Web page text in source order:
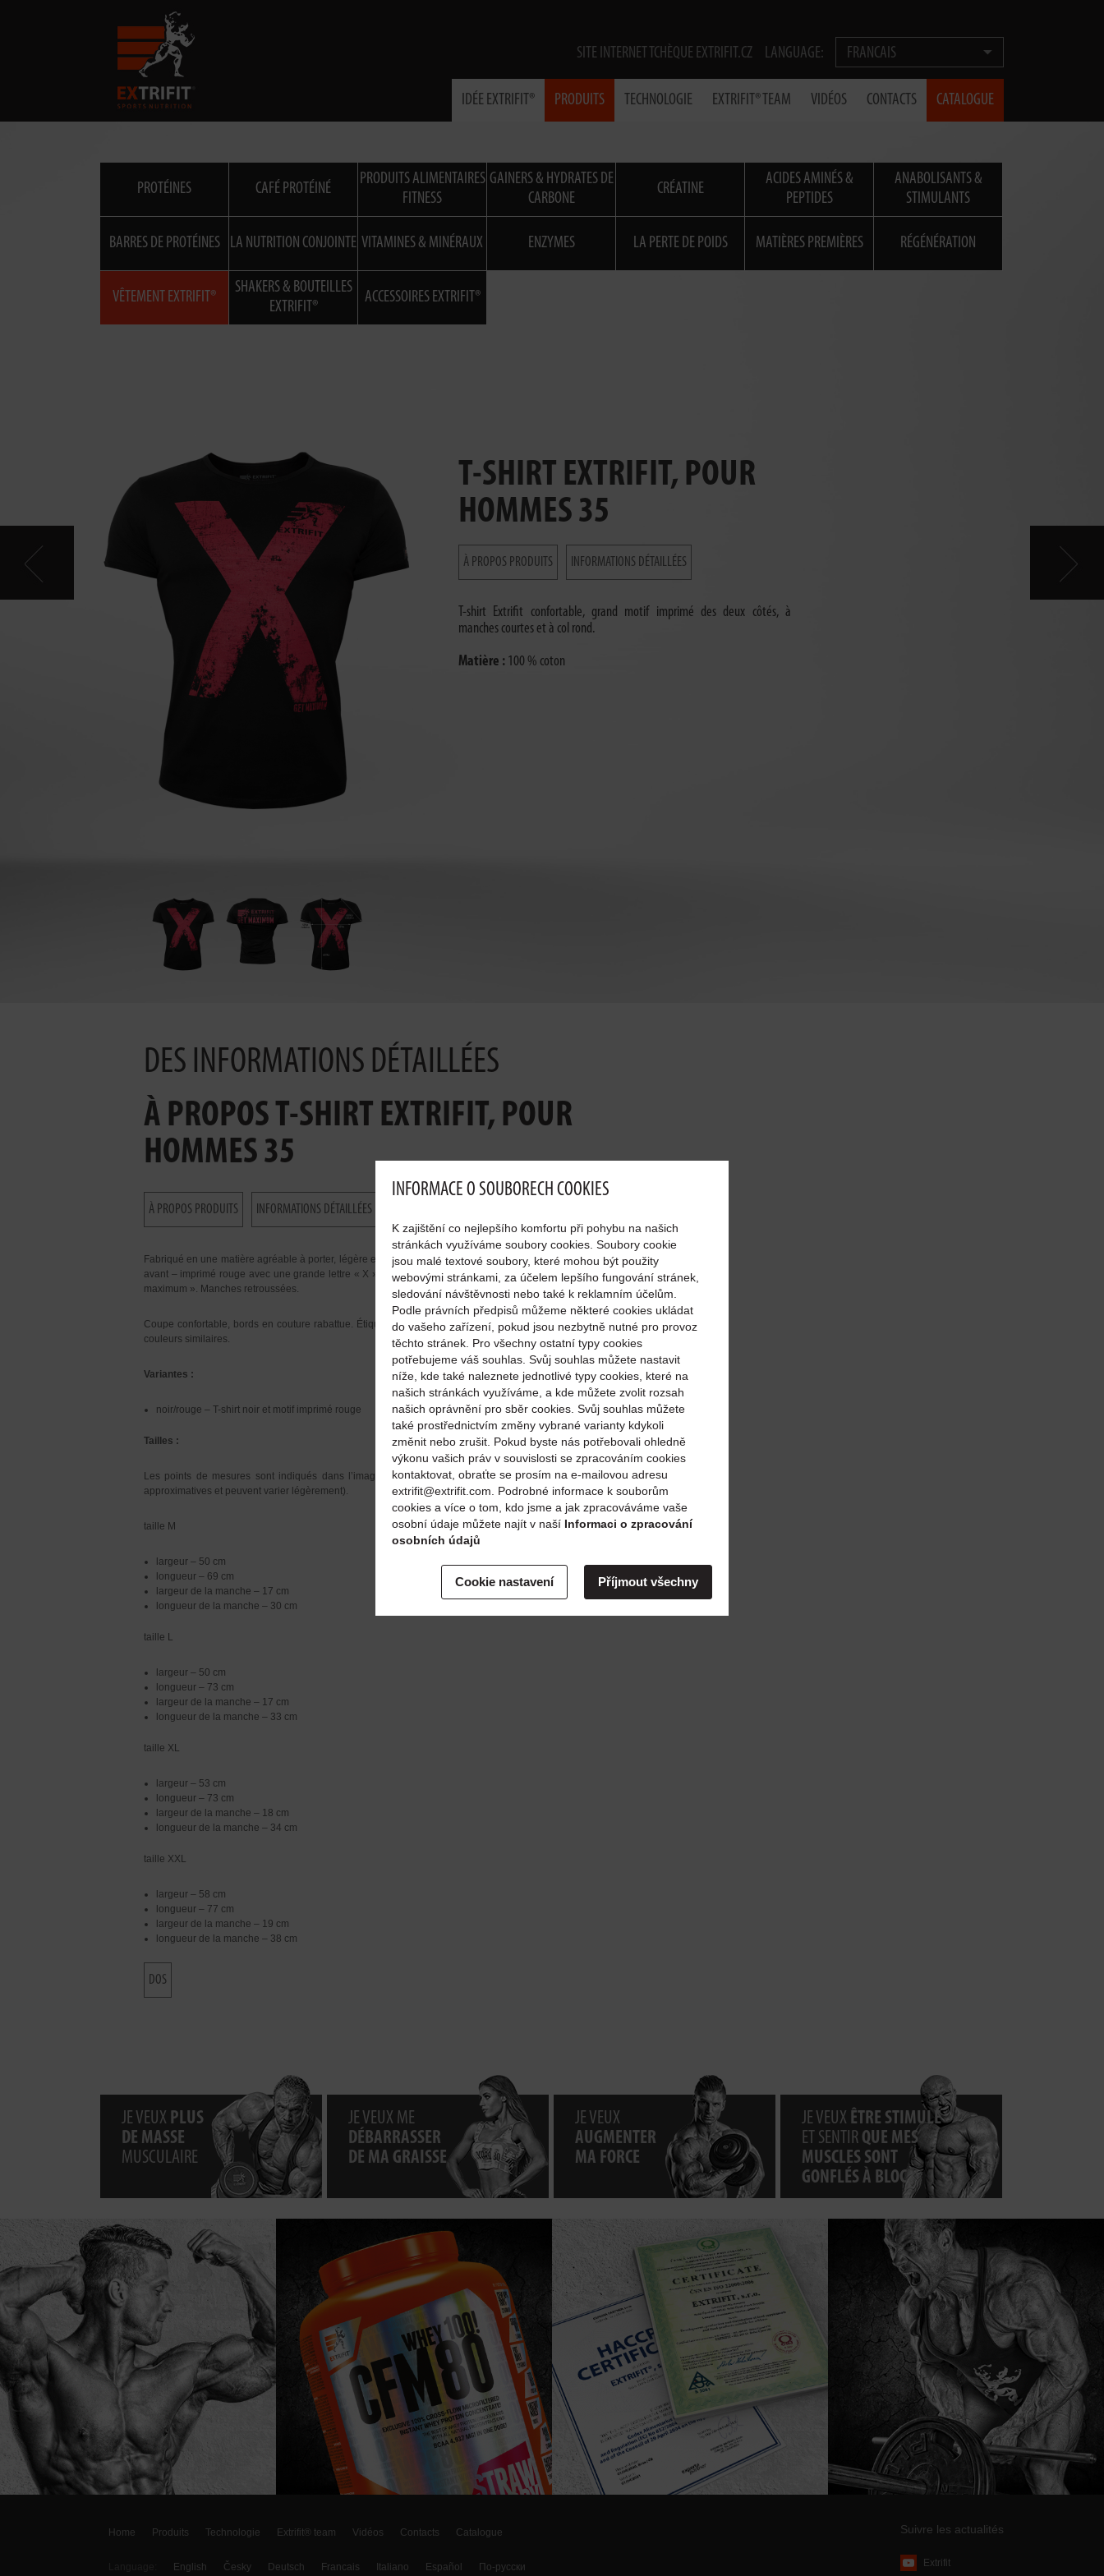
SITE INTERNET TCHÈQUE EXTRIFIT.CZ LANGUAGE: FRANCAIS
IDÉE EXTRIFIT® PRODUITS TECHNOLOGIE EXTRIFIT® TEAM VIDÉOS CONTACTS CATALOGUE
PROTÉINES CAFÉ PROTÉINÉ
PRODUITS ALIMENTAIRES
FITNESS
GAINERS & HYDRATES DE
CARBONE
CRÉATINE
ACIDES AMINÉS &
PEPTIDES
ANABOLISANTS &
STIMULANTS
BARRES DE PROTÉINES LA NUTRITION CONJOINTE VITAMINES & MINÉRAUX ENZYMES LA PERTE DE POIDS MATIÈRES PREMIÈRES RÉGÉNÉRATION
VÊTEMENT EXTRIFIT®
SHAKERS & BOUTEILLES
EXTRIFIT®
ACCESSOIRES EXTRIFIT®
T-SHIRT EXTRIFIT, POUR
HOMMES 35
À PROPOS PRODUITS INFORMATIONS DÉTAILLÉES
T-shirt Extrifit confortable, grand motif imprimé des deux côtés, à
manches courtes et à col rond.
Matière : 100 % coton
DES INFORMATIONS DÉTAILLÉES
À PROPOS T-SHIRT EXTRIFIT, POUR
HOMMES 35
À PROPOS PRODUITS INFORMATIONS DÉTAILLÉES
Fabriqué en une matière agréable à porter, légère et élastique, avec motifs imprimés à l’avant et à l’arrière. Face
avant – imprimé rouge avec une grande lettre « X », face arrière – imprimé rouge avec logo et inscription « get
maximum ». Manches retroussées.
Coupe confortable, bords en couture rabattue. Étiquette tissée sur la manche gauche. Laver avec vêtement de
couleurs similaires.
Variantes :
noir/rouge – T-shirt noir et motif imprimé rouge
Tailles :
Les points de mesures sont indiqués dans l’image attachée à titre illustratif (les dimensions signalées sont
approximatives et peuvent varier légèrement).
taille M
largeur – 50 cm
longueur – 69 cm
largeur de la manche – 17 cm
longueur de la manche – 30 cm
taille L
largeur – 50 cm
longueur – 73 cm
largeur de la manche – 17 cm
longueur de la manche – 33 cm
taille XL
largeur – 53 cm
longueur – 73 cm
largeur de la manche – 18 cm
longueur de la manche – 34 cm
taille XXL
largeur – 58 cm
longueur – 77 cm
largeur de la manche – 19 cm
longueur de la manche – 38 cm
DOS
JE VEUX PLUS
DE MASSE
MUSCULAIRE
JE VEUX ME
DÉBARRASSER
DE MA GRAISSE
JE VEUX
AUGMENTER
MA FORCE
JE VEUX ÊTRE STIMULÉ
ET SENTIR QUE MES
MUSCLES SONT
GONFLÉS À BLOC
Home Produits Technologie Extrifit® team Vidéos Contacts Catalogue
English Česky Deutsch Francais Italiano Español По-русски
Suivre les actualités
Extrifit
INFORMACE O SOUBORECH COOKIES
K zajištění co nejlepšího komfortu při pohybu na našich
stránkách využíváme soubory cookies. Soubory cookie
jsou malé textové soubory, které mohou být použity
webovými stránkami, za účelem lepšího fungování stránek,
sledování návštěvnosti nebo také k reklamním účelům.
Podle právních předpisů můžeme některé cookies ukládat
do vašeho zařízení, pokud jsou nezbytně nutné pro provoz
těchto stránek. Pro všechny ostatní typy cookies
potřebujeme váš souhlas. Svůj souhlas můžete nastavit
níže, kde také naleznete jednotlivé typy cookies, které na
našich stránkách využíváme, a kde můžete zvolit rozsah
našich oprávnění pro sběr cookies. Svůj souhlas můžete
také prostřednictvím změny vybrané varianty kdykoli
změnit nebo zrušit. Pokud byste nás potřebovali ohledně
výkonu vašich práv v souvislosti se zpracováním cookies
kontaktovat, obraťte se prosím na e-mailovou adresu
extrifit@extrifit.com. Podrobné informace k souborům
cookies a více o tom, kdo jsme a jak zpracováváme vaše
osobní údaje můžete najít v naší Informaci o zpracování
osobních údajů
Cookie nastavení Příjmout všechny